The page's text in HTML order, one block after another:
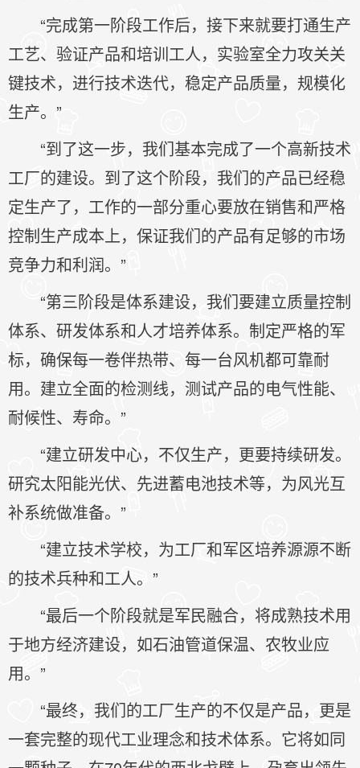
“完成第一阶段工作后，接下来就要打通生产
工艺、验证产品和培训工人，实验室全力攻关关
键技术，进行技术迭代，稳定产品质量，规模化
生产。”
“到了这一步，我们基本完成了一个高新技术
工厂的建设。到了这个阶段，我们的产品已经稳
定生产了，工作的一部分重心要放在销售和严格
控制生产成本上，保证我们的产品有足够的市场
竞争力和利润。”
“第三阶段是体系建设，我们要建立质量控制
体系、研发体系和人才培养体系。制定严格的军
标，确保每一卷伴热带、每一台风机都可靠耐
用。建立全面的检测线，测试产品的电气性能、
耐候性、寿命。”
“建立研发中心，不仅生产，更要持续研发。
研究太阳能光伏、先进蓄电池技术等，为风光互
补系统做准备。”
“建立技术学校，为工厂和军区培养源源不断
的技术兵种和工人。”
“最后一个阶段就是军民融合，将成熟技术用
于地方经济建设，如石油管道保温、农牧业应
用。”
“最终，我们的工厂生产的不仅是产品，更是
一套完整的现代工业理念和技术体系。它将如同